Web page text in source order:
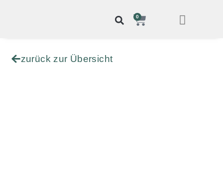
0
zurück zur Übersicht